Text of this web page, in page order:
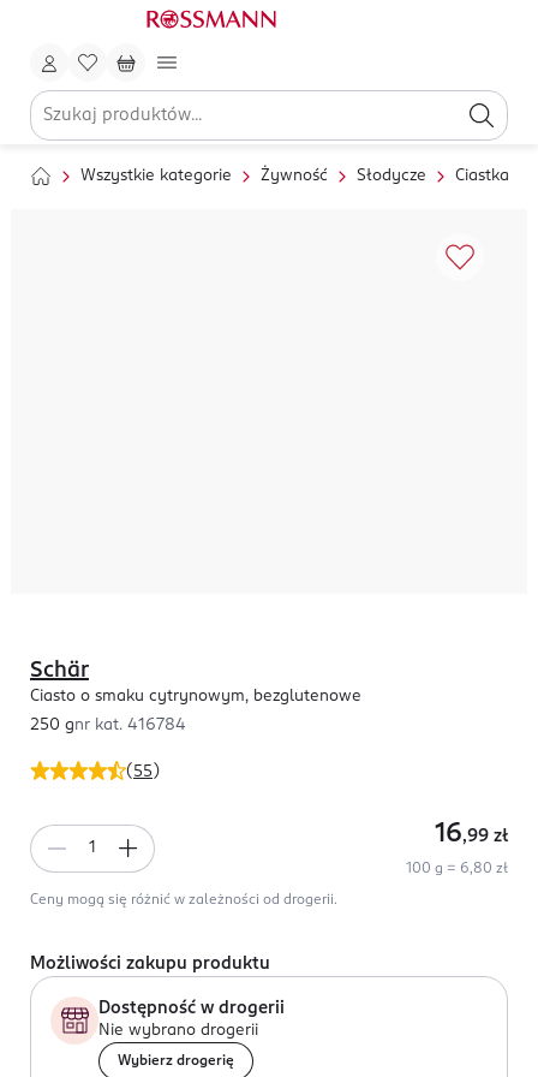
Wszystkie kategorie Żywność Słodycze Ciastka
( 55 )
Schär
Ciasto o smaku cytrynowym, bezglutenowe
250 gnr kat. 416784
16,99 zł
100 g = 6,80 zł
Ceny mogą się różnić w zależności od drogerii.
Możliwości zakupu produktu
Dostępność w drogerii
Nie wybrano drogerii
Wybierz drogerię